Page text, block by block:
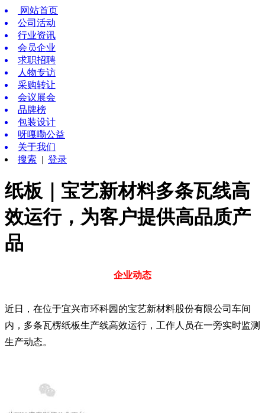
网站首页
公司活动
行业资讯
会员企业
求职招聘
人物专访
采购转让
会议展会
品牌榜
包装设计
呀嘎嘞公益
关于我们
搜索 | 登录
纸板｜宝艺新材料多条瓦线高
效运行，为客户提供高品质产
品
企业动态
近日，在位于宜兴市环科园的宝艺新材料股份有限公司车间
内，多条瓦楞纸板生产线高效运行，工作人员在一旁实时监测
生产动态。